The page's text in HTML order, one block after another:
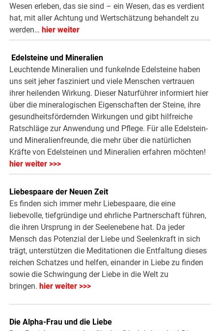
Wesen erleben, das sie sind – ein Wesen, das es verdient
hat, mit aller Achtung und Wertschätzung behandelt zu
werden… hier weiter
Edelsteine und Mineralien
Leuchtende Mineralien und funkelnde Edelsteine haben
uns seit jeher fasziniert und viele Menschen vertrauen
ihrer heilenden Wirkung. Dieser Naturführer informiert hier
über die mineralogischen Eigenschaften der Steine, ihre
gesundheitsfördernden Wirkungen und gibt hilfreiche
Ratschläge zur Anwendung und Pflege. Für alle Edelstein-
und Mineralienfreunde, die mehr über die natürlichen
Kräfte von Edelsteinen und Mineralien erfahren möchten!
hier weiter >>>
Liebespaare der Neuen Zeit
Es finden sich immer mehr Liebespaare, die eine
liebevolle, tiefgründige und ehrliche Partnerschaft führen,
die ihren Ursprung in der Seelenebene hat. Da jeder
Mensch das Potenzial der Liebe und Seelenkraft in sich
trägt, unterstützen die Meditationen die Entfaltung dieses
reichen Schatzes und helfen, einander in Liebe zu finden
sowie die Schwingung der Liebe in die Welt zu
bringen. hier weiter >>>
Die Alpha-Frau und die Liebe